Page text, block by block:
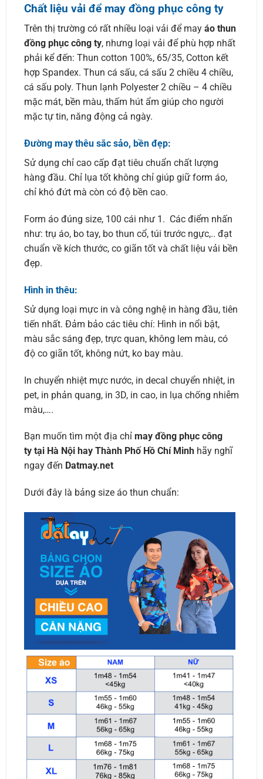
Chất liệu vải để may đồng phục công ty
Trên thị trường có rất nhiều loại vải để may áo thun
đồng phục công ty, nhưng loại vải để phù hợp nhất
phải kể đến: Thun cotton 100%, 65/35, Cotton kết
hợp Spandex. Thun cá sấu, cá sấu 2 chiều 4 chiều,
cá sấu poly. Thun lạnh Polyester 2 chiều – 4 chiều
mặc mát, bền màu, thấm hút ẩm giúp cho người
mặc tự tin, năng động cả ngày.
Đường may thêu sắc sảo, bền đẹp:
Sử dụng chỉ cao cấp đạt tiêu chuẩn chất lượng
hàng đầu. Chỉ lụa tốt không chỉ giúp giữ form áo,
chỉ khó đứt mà còn có độ bền cao.
Form áo đúng size, 100 cái như 1. Các điểm nhấn
như: trụ áo, bo tay, bo thun cổ, túi trước ngực,.. đạt
chuẩn về kích thước, co giãn tốt và chất liệu vải bền
đẹp.
Hình in thêu:
Sử dụng loại mực in và công nghệ in hàng đầu, tiên
tiến nhất. Đảm bảo các tiêu chí: Hình in nổi bật,
màu sắc sáng đẹp, trực quan, không lem màu, có
độ co giãn tốt, không nứt, ko bay màu.
In chuyển nhiệt mực nước, in decal chuyển nhiệt, in
pet, in phản quang, in 3D, in cao, in lụa chống nhiễm
màu,….
Bạn muốn tìm một địa chỉ may đồng phục công
ty tại Hà Nội hay Thành Phố Hồ Chí Minhhãy nghĩ
ngay đến Datmay.net
Dưới đây là bảng size áo thun chuẩn: